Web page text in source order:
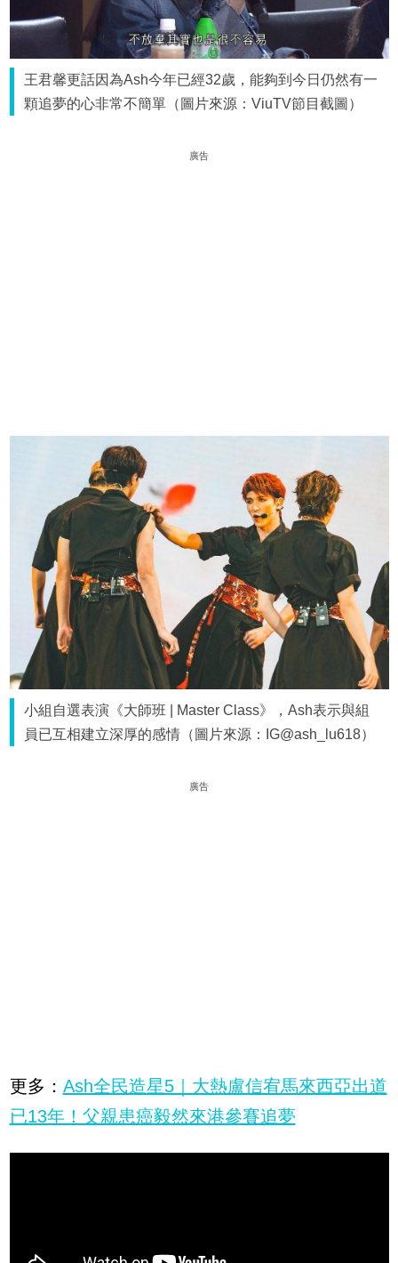
王君馨更話因為Ash今年已經32歲，能夠到今日仍然有一
顆追夢的心非常不簡單（圖片來源：ViuTV節目截圖）
廣告
小組自選表演《大師班 | Master Class》，Ash表示與組
員已互相建立深厚的感情（圖片來源：IG@ash_lu618）
廣告
更多： Ash全民造星5｜大熱盧信宥馬來西亞出道
已13年！父親患癌毅然來港參賽追夢